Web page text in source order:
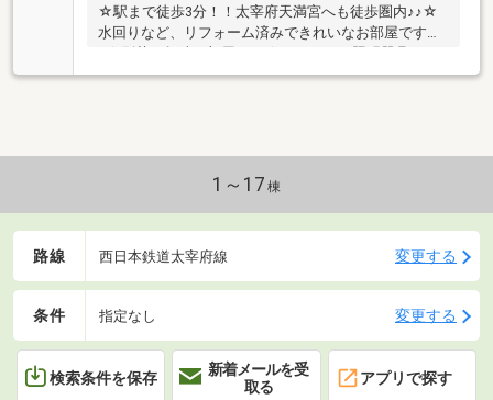
☆駅まで徒歩3分！！太宰府天満宮へも徒歩圏内♪♪☆
水回りなど、リフォーム済みできれいなお部屋です
ーテン・一口ＩＨコンロが付いてます！
1～17 棟
路線 西日本鉄道太宰府線 変更する
条件 指定なし 変更する
検索条件を保存
新着メールを受
取る
アプリで探す